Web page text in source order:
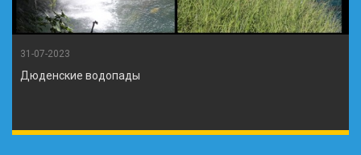
31-07-2023
Дюденские водопады